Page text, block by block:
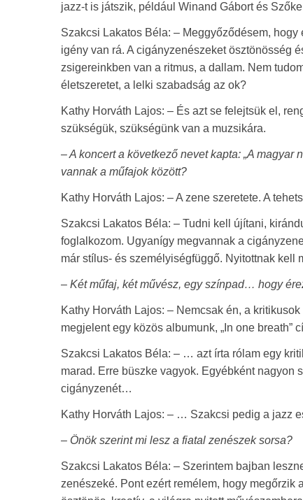
jazz-t is játszik, például Winand Gábort és
Szakcsi Lakatos Béla: – Meggyőződésem,
igény van rá. A cigányzenészeket ösztönösség
zsigereinkben van a ritmus, a dallam. Nem
életszeretet, a lelki szabadság az ok?
Kathy Horváth Lajos: – És azt se felejtsük el,
szükségük, szükségünk van a muzsikára.
– A koncert a következő nevet kapta: „A
vannak a műfajok között?
Kathy Horváth Lajos: – A zene szeretete. A
Szakcsi Lakatos Béla: – Tudni kell újítani,
foglalkozom. Ugyanígy megvannak a
már stílus- és személyiségfüggő. Nyitottnak kell
– Két műfaj, két művész, egy színpad… hogy
Kathy Horváth Lajos: – Nemcsak én, a
megjelent egy közös albumunk, „In one
Szakcsi Lakatos Béla: – … azt írta rólam egy
marad. Erre büszke vagyok. Egyébként nagyon
cigányzenét…
Kathy Horváth Lajos: – … Szakcsi pedig a jazz
– Önök szerint mi lesz a fiatal zenészek sorsa?
Szakcsi Lakatos Béla: – Szerintem bajban
zenészeké. Pont ezért remélem, hogy